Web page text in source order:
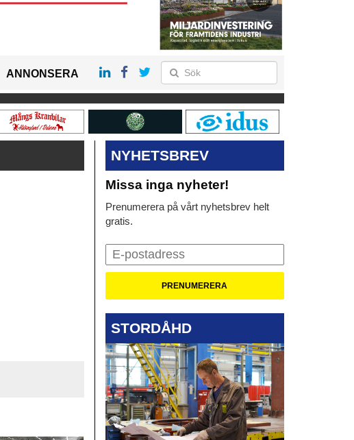
ANNONSERA
NYHETSBREV
Missa inga nyheter!
Prenumerera på vårt nyhetsbrev helt
gratis.
STORDÅHD